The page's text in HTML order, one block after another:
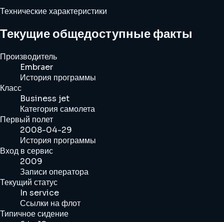
Технические характеристики
Текущие общедоступные факты
Производитель
Embraer
История программы
Класс
Business jet
Категория самолета
Первый полет
2008-04-29
История программы
Вход в сервис
2009
Записи оператора
Текущий статус
In service
Ссылки на флот
Типичное сидение